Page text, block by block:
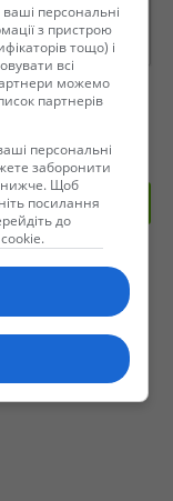
персональні
з пристрою
тощо) і
всі
можемо
партнерів
персональні
заборонити
нижче. Щоб
посилання
до